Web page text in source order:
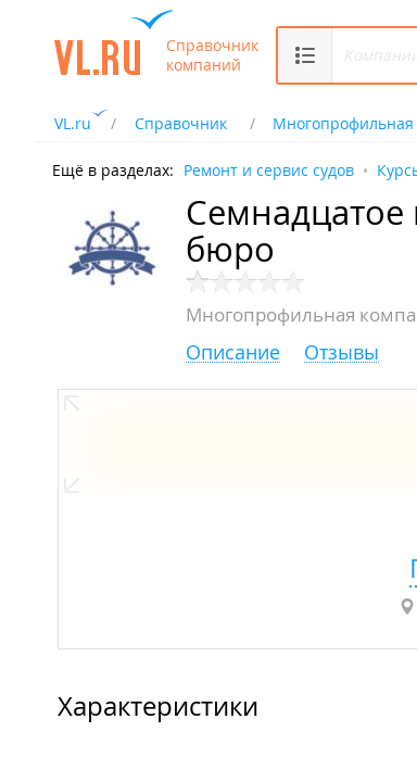
Справочник
компаний
VL.ru Справочник
Ещё в разделах: Ремонт и сервис судов
Семнадцатое
бюро
Многопрофильная
Описание Отзывы
Характеристики